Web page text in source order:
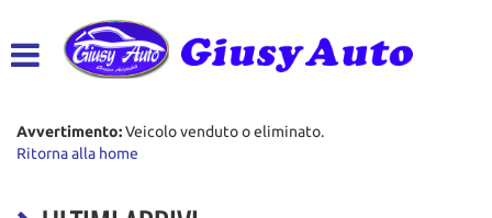
ACQUISTIAMO USATO
Avvertimento:Veicolo venduto o eliminato.
Ritorna alla home